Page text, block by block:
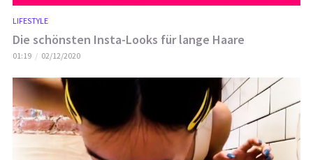
LIFESTYLE
Die schönsten Insta-Looks für lange Haare
01:19 02/12/2020